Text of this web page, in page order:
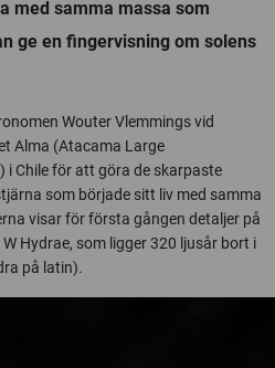
med samma massa som
ge en fingervisning om solens
Wouter Vlemmings vid
Alma (Atacama Large
i Chile för att göra de skarpaste
som började sitt liv med samma
visar för första gången detaljer på
Hydrae, som ligger 320 ljusår bort i
på latin).